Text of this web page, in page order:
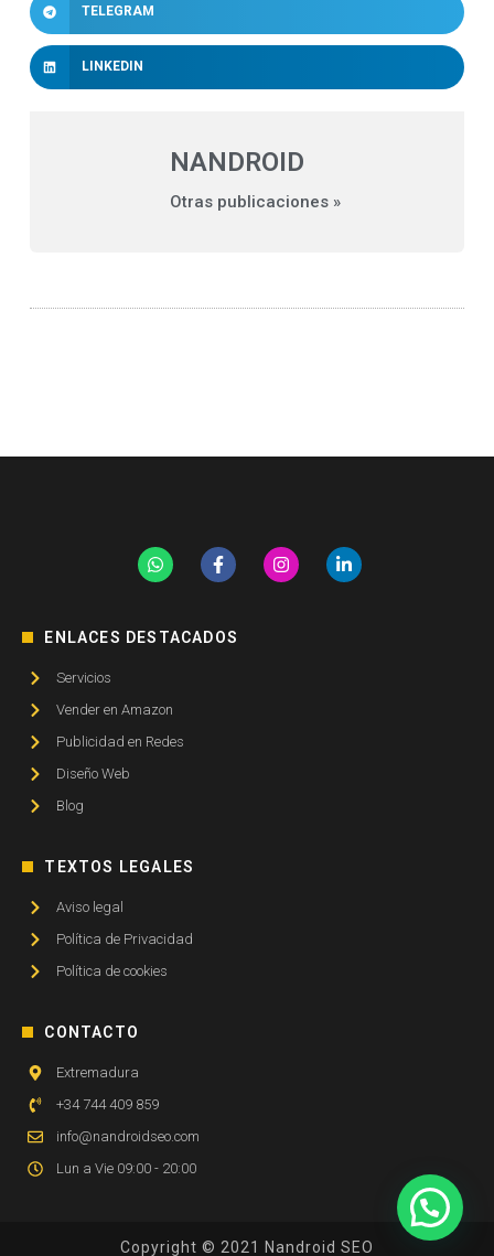
TELEGRAM
LINKEDIN
NANDROID
Otras publicaciones »
ENLACES DESTACADOS
Servicios
Vender en Amazon
Publicidad en Redes
Diseño Web
Blog
TEXTOS LEGALES
Aviso legal
Política de Privacidad
Política de cookies
CONTACTO
Extremadura
+34 744 409 859
info@nandroidseo.com
Lun a Vie 09:00 - 20:00
Copyright © 2021 Nandroid SEO